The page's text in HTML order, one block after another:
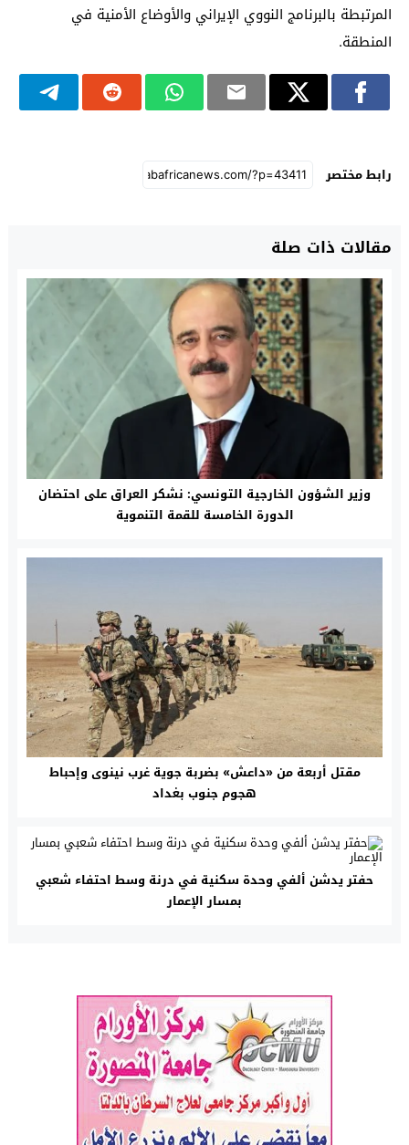
المرتبطة بالبرنامج النووي الإيراني والأوضاع الأمنية في
المنطقة.
رابط مختصر
مقالات ذات صلة
وزير الشؤون الخارجية التونسي: نشكر العراق على احتضان
الدورة الخامسة للقمة التنموية
مقتل أربعة من «داعش» بضربة جوية غرب نينوى وإحباط
هجوم جنوب بغداد
حفتر يدشن ألفي وحدة سكنية في درنة وسط احتفاء شعبي
بمسار الإعمار